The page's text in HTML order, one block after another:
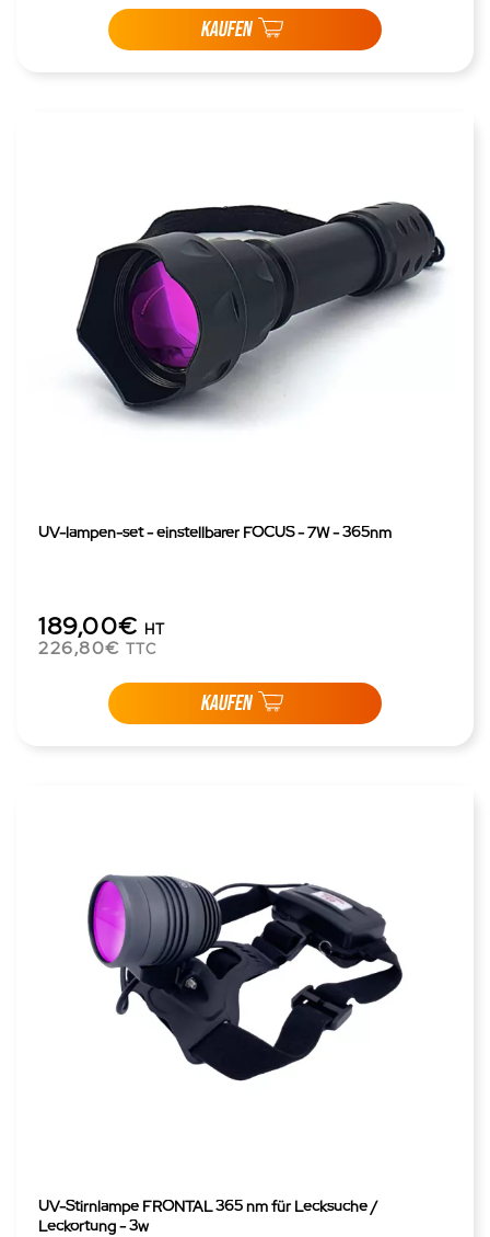
KAUFEN
UV-lampen-set - einstellbarer FOCUS - 7W - 365nm
189,00€ HT
226,80€ TTC
KAUFEN
UV-Stirnlampe FRONTAL 365 nm für Lecksuche /
Leckortung - 3w